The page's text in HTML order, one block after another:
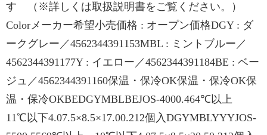
す （※詳しくは取扱説明書をご覧ください。）
Colorメーカー希望小売価格 : オープン価格DGY : ダ
ークグレー／4562344391153MBL : ミントブルー／
4562344391177Y : イエロー／4562344391184BE : ベー
ジュ／4562344391160保温・保冷OK保温・保冷OK保
温・保冷OKBEDGYMBLBEJOS-4000.464℃以上
11℃以下4.07.5×8.5×17.00.212個入DGYMBLYYYJOS-